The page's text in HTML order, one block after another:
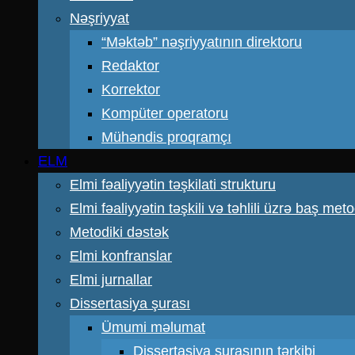
Nəşriyyat
“Məktəb” nəşriyyatının direktoru
Redaktor
Korrektor
Kompüter operatoru
Mühəndis proqramçı
ELM
Elmi fəaliyyətin təşkilati strukturu
Elmi fəaliyyətin təşkili və təhlili üzrə baş
Metodiki dəstək
Elmi konfranslar
Elmi jurnallar
Dissertasiya şurası
Ümumi məlumat
Dissertasiya şurasının tərkibi